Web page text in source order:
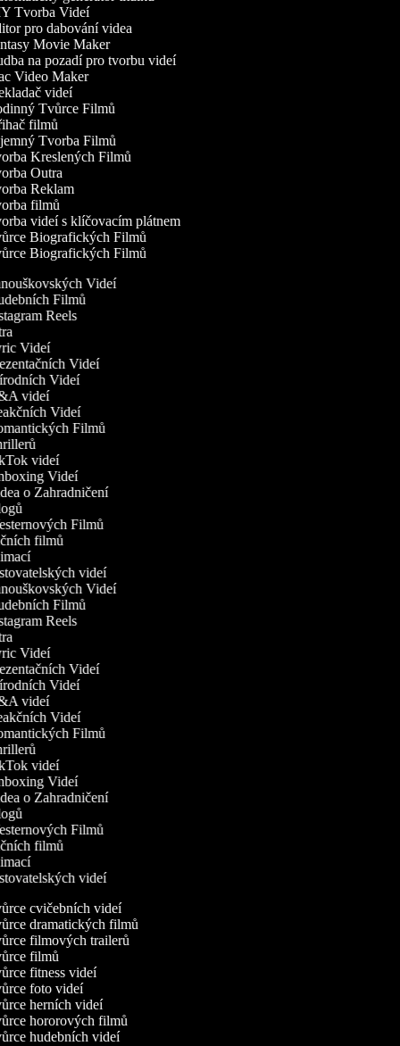
Tvorba Videí
pro dabování videa
Movie Maker
na pozadí pro tvorbu videí
Video Maker
videí
Tvůrce Filmů
filmů
Tvorba Filmů
Kreslených Filmů
Outra
Reklam
filmů
videí s klíčovacím plátnem
Biografických Filmů
Biografických Filmů
Videí
Filmů
Reels
Videí
Videí
Videí
videí
Videí
Filmů
videí
Videí
o Zahradničení
Filmů
filmů
videí
Videí
Filmů
Reels
Videí
Videí
Videí
videí
Videí
Filmů
videí
Videí
o Zahradničení
Filmů
filmů
videí
cvičebních videí
dramatických filmů
filmových trailerů
filmů
fitness videí
foto videí
herních videí
hororových filmů
hudebních videí